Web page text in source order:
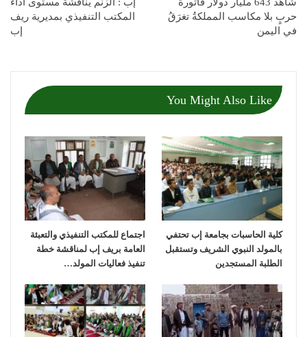
حربٍ بلا مكاسب المملكةُ تغرَقُ
في اليمن
المكتب التنفيذي بمديرية ريف
إب
You Might Also Like
كلية الحاسبات بجامعة إب تحتفي
بالمولد النبوي الشريف وتستقبل
الطلبة المستجدين
اجتماع للمكتب التنفيذي والتعبئة
العامة بريف إب لمناقشة خطة
تنفيذ فعاليات المولد…